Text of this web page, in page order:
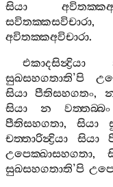
සියා
සවිතක‍්කසවිචාරා,
අවිතක‍්කඅවිචාරා.
එකාදසින්‍ද්‍රියා
සුඛසහගතාති’පි
සියා
පීතිසහගතං,
සියා
න වත‍්තබ‍්බං
පීතිසහගතා, සියා
චත‍්තාරින්‍ද්‍රියා
සියා
උපෙක‍්ඛාසහගතා,
සුඛසහගතාති’පි